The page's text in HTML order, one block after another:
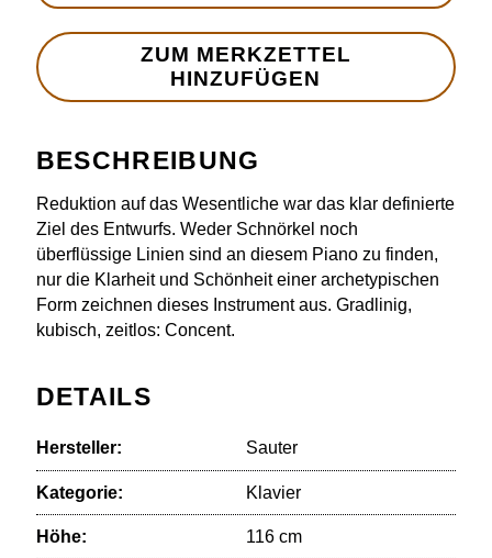
BESCHREIBUNG
Reduktion auf das Wesentliche war das klar definierte
Ziel des Entwurfs. Weder Schnörkel noch
überflüssige Linien sind an diesem Piano zu finden,
nur die Klarheit und Schönheit einer archetypischen
Form zeichnen dieses Instrument aus. Gradlinig,
kubisch, zeitlos: Concent.
DETAILS
Hersteller: Sauter
Kategorie: Klavier
Höhe: 116 cm